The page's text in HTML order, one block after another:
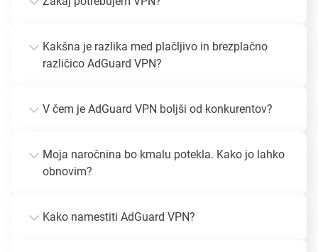
Kakšna je razlika med plačljivo in brezplačno
različico AdGuard VPN?
V čem je AdGuard VPN boljši od konkurentov?
Moja naročnina bo kmalu potekla. Kako jo lahko
obnovim?
Kako namestiti AdGuard VPN?